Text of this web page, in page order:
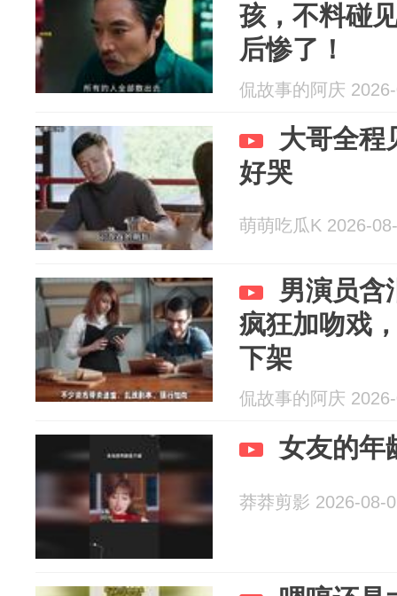
孩，不料碰
后惨了！
侃故事的阿庆
大哥全程
好哭
萌萌吃瓜K 2026-
男演员含
疯狂加吻戏
下架
侃故事的阿庆
女友的年
莽莽剪影 2026-08-